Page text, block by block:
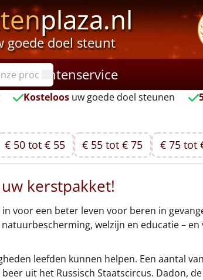
plaza.nl
goede doel steunt
Klantenservice
Kosteloos uw goede doel steunen
€ 50 tot € 55 € 55 tot € 75 € 75 tot
kerstpakket!
voor een beter leven voor beren in
welzijn en educatie –
leefden kunnen helpen. Een aantal
uit het Russisch Staatscircus. Dadon,